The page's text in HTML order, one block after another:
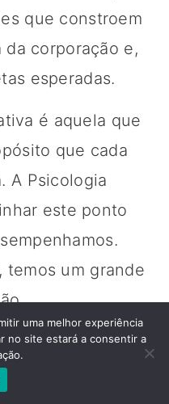
que constroem
corporação e,
esperadas.
é aquela que
que cada
A Psicologia
este ponto
temos um grande
Positiva
transformar o seu
uma melhor experiência
no site estará a consentir a